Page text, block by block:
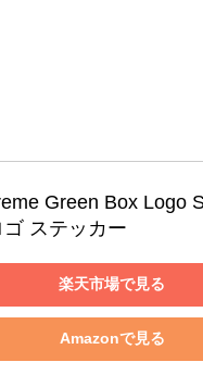
Green Box Logo
ゴ ステッカー
楽天市場で見る
Amazonで見る